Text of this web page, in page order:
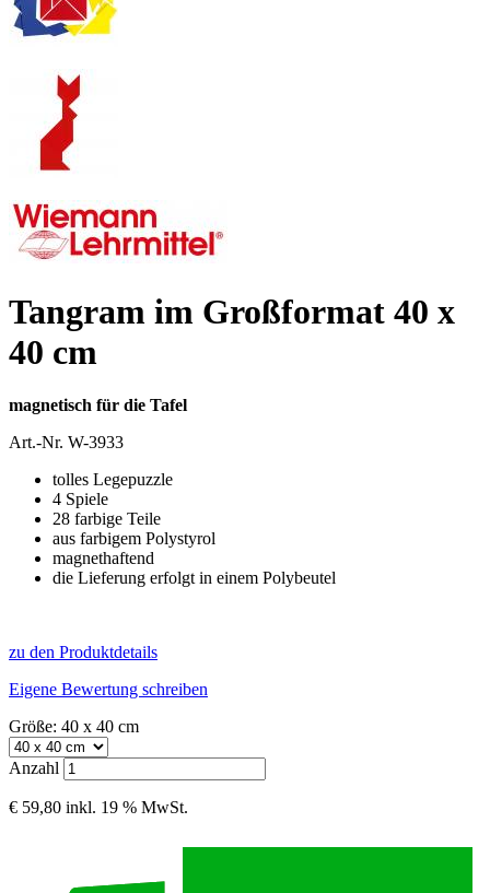
Tangram im Großformat 40 x
40 cm
magnetisch für die Tafel
Art.-Nr. W-3933
tolles Legepuzzle
4 Spiele
28 farbige Teile
aus farbigem Polystyrol
magnethaftend
die Lieferung erfolgt in einem Polybeutel
zu den Produktdetails
Eigene Bewertung schreiben
Größe: 40 x 40 cm
Anzahl
€ 59,80 inkl. 19 % MwSt.